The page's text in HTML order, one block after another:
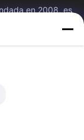
en 2008, es
de acero sin